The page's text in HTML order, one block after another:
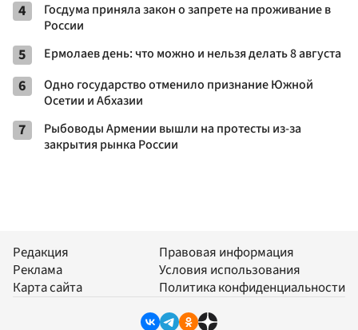
4
Госдума приняла закон о запрете на проживание в
России
5 Ермолаев день: что можно и нельзя делать 8 августа
6
Одно государство отменило признание Южной
Осетии и Абхазии
7
Рыбоводы Армении вышли на протесты из-за
закрытия рынка России
Редакция
Реклама
Карта сайта
Правовая информация
Условия использования
Политика конфиденциальности